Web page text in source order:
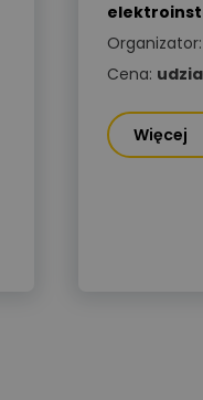
Organizator:
Cena:
Więcej